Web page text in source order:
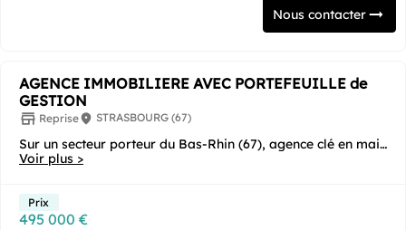
Nous contacter
AGENCE IMMOBILIERE AVEC PORTEFEUILLE de
GESTION
Reprise STRASBOURG (67)
Sur un secteur porteur du Bas-Rhin (67), agence clé en main
avec 20 ans d'historique et une...
Voir plus >
Prix
495 000 €